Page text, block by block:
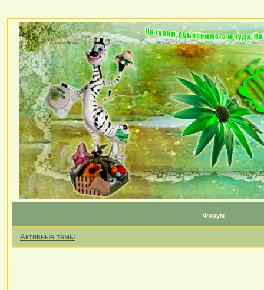
Форум
Активные темы